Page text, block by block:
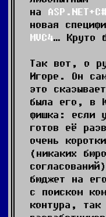
на ASP.NET+C#
новая
MVC4… Круто
Так вот, о
Игоре. Он
это
была его, в
фишка: если
готов её
очень
(никаких
бюджет на
с поиском
контура, так